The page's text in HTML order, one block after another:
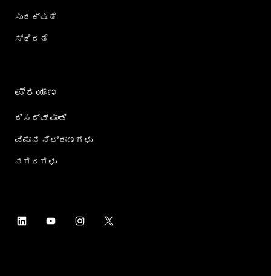
ಸುರಕ್ಷತೆ
ಸ್ಥಿರತೆ
ಪ್ರಯಾಣ
ರಿಸರ್ವ್ ಮಾಡಿ
ವಿಮಾನ ನಿಲ್ದಾಣಗಳು
ನಗರಗಳು